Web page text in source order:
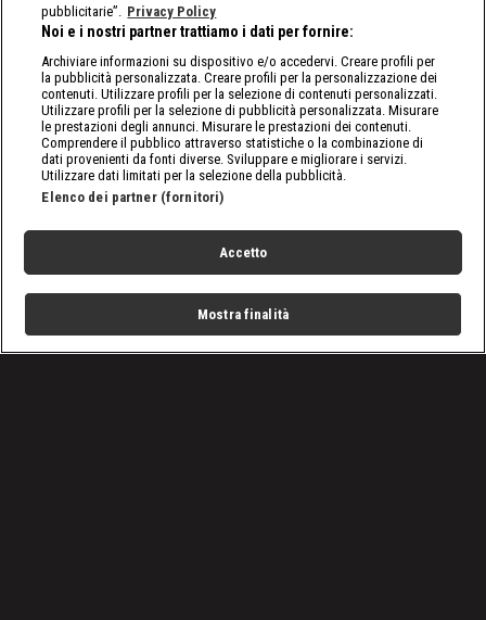
pubblicitarie”. Privacy Policy
Noi e i nostri partner trattiamo i dati per fornire:
Archiviare informazioni su dispositivo e/o accedervi. Creare profili per
la pubblicità personalizzata. Creare profili per la personalizzazione dei
contenuti. Utilizzare profili per la selezione di contenuti personalizzati.
Utilizzare profili per la selezione di pubblicità personalizzata. Misurare
le prestazioni degli annunci. Misurare le prestazioni dei contenuti.
Comprendere il pubblico attraverso statistiche o la combinazione di
dati provenienti da fonti diverse. Sviluppare e migliorare i servizi.
Utilizzare dati limitati per la selezione della pubblicità.
Elenco dei partner (fornitori)
Accetto
Mostra finalità